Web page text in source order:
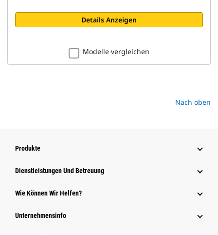
Details Anzeigen
Modelle vergleichen
Nach oben
Produkte
Dienstleistungen Und Betreuung
Wie Können Wir Helfen?
Unternehmensinfo